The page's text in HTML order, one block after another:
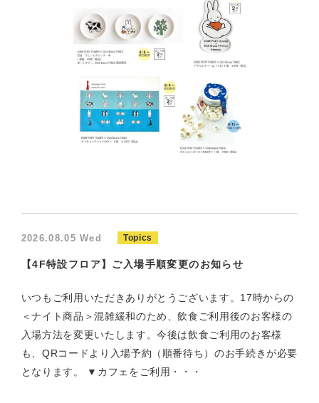
2026.08.05 Wed Topics
【4F特設フロア】ご入場手順変更のお知らせ
いつもご利用いただきありがとうございます。17時からの
＜ナイト商品＞混雑緩和のため、飲食ご利用後のお客様の
入場方法を変更いたします。今後は飲食ご利用のお客様
も、QRコードより入場予約（順番待ち）のお手続きが必要
となります。 ▼カフェをご利用・・・